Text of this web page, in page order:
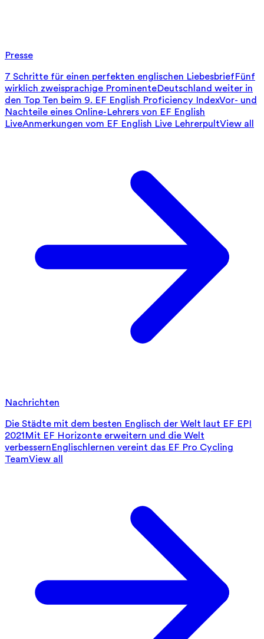
Presse
7 Schritte für einen perfekten englischen LiebesbriefFünf
wirklich zweisprachige ProminenteDeutschland weiter in
den Top Ten beim 9. EF English Proficiency IndexVor- und
Nachteile eines Online-Lehrers von EF English
LiveAnmerkungen vom EF English Live LehrerpultView all
Nachrichten
Die Städte mit dem besten Englisch der Welt laut EF EPI
2021Mit EF Horizonte erweitern und die Welt
verbessernEnglischlernen vereint das EF Pro Cycling
TeamView all